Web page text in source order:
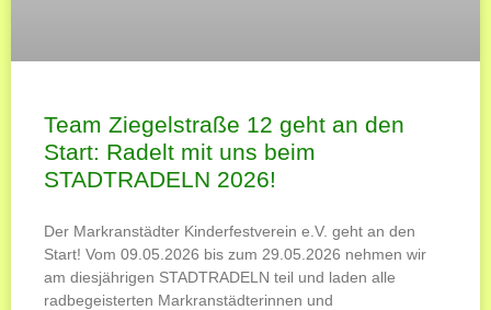
Team Ziegelstraße 12 geht an den
Start: Radelt mit uns beim
STADTRADELN 2026!
Der Markranstädter Kinderfestverein e.V. geht an den
Start! Vom 09.05.2026 bis zum 29.05.2026 nehmen wir
am diesjährigen STADTRADELN teil und laden alle
radbegeisterten Markranstädterinnen und